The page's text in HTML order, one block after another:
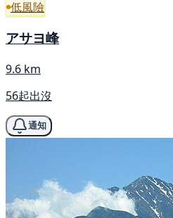
低風險
アサヨ峰
9.6 km
56起出沒
通知